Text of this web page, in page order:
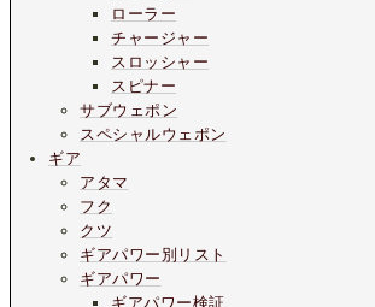
ローラー
チャージャー
スロッシャー
スピナー
サブウェポン
スペシャルウェポン
ギア
アタマ
フク
クツ
ギアパワー別リスト
ギアパワー
ギアパワー検証